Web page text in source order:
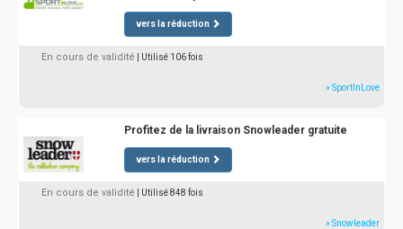
vers la réduction
En cours de validité | Utilisé 106 fois
» SportInLove
Profitez de la livraison Snowleader gratuite
vers la réduction
En cours de validité | Utilisé 848 fois
» Snowleader